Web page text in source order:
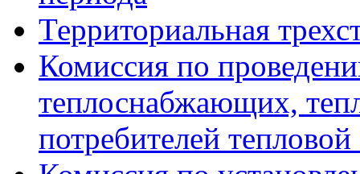
Территориальная
Комиссия по
теплоснабжающих,
потребителей